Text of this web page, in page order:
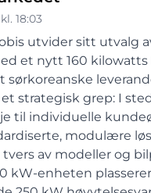
18:03
utvider sitt utvalg
et nytt 160 kilowatts
sørkoreanske
strategisk grep: I
til individuelle
modulære
tvers av modeller og
kW-enheten